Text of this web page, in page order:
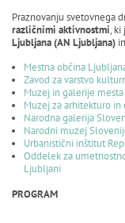
Praznovanju svetovnega
različnimi aktivnostmi, ki
Ljubljana (AN Ljubljana)
Mestna občina
Zavod za varstvo
Muzej in galerije
Muzej za arhitekturo in
Narodna galerija
Narodni muzej
Urbanistični inštitut
Oddelek za
Ljubljani
PROGRAM